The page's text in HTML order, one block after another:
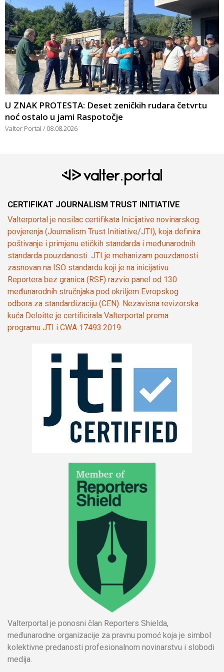
U ZNAK PROTESTA: Deset zeničkih rudara četvrtu
noć ostalo u jami Raspotočje
Valter Portal 08.08.2026
CERTIFIKAT JOURNALISM TRUST INITIATIVE
Valterportal je nosilac certifikata Inicijative novinarskog
povjerenja (Journalism Trust Initiative/JTI), koja definira
poštivanje i primjenu etičkih standarda i međunarodnih
standarda pouzdanosti. JTI je mehanizam pouzdanosti
zasnovan na ISO standardu koji je na inicijativu
Reportera bez granica (RSF) razvio panel od 130
međunarodnih stručnjaka pod okriljem Evropskog
odbora za standardizaciju (CEN). Nezavisna revizorska
kuća Deloitte je certificirala Valterportal prema
programu JTI i CWA 17493:2019.
Valterportal je ponosni član Reporters Shielda,
međunarodne organizacije za pravnu pomoć koja je simbol
kolektivne predanosti profesionalnom novinarstvu i slobodi
medija.